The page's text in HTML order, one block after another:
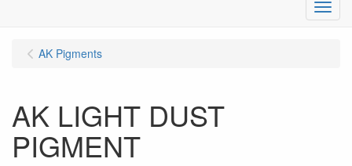
Menu
AK Pigments
AK LIGHT DUST
PIGMENT